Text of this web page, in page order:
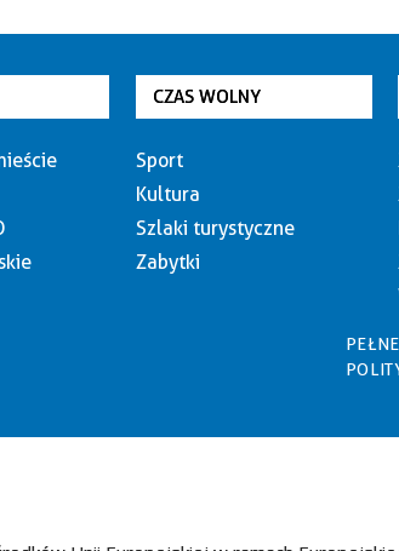
CZAS WOLNY
Sport
Kultura
Szlaki turystyczne
Zabytki